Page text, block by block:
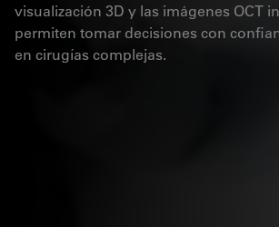
visualización 3D y las imágenes OCT
permiten tomar decisiones con
en cirugías complejas.